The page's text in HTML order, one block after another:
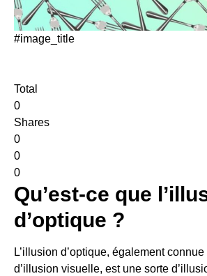
#image_title
Total
0
Shares
0
0
0
Qu’est-ce que
d’optique ?
L’illusion d’optique, également
d’illusion visuelle, est une sorte